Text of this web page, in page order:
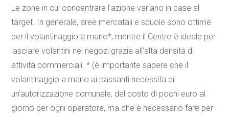
Le zone in cui concentrare l’azione variano in base al
target. In generale, aree mercatali e scuole sono ottime
per il volantinaggio a mano*, mentre il Centro è ideale per
lasciare volantini nei negozi grazie all’alta densità di
attività commerciali. * (è importante sapere che il
volantinaggio a mano ai passanti necessita di
un’autorizzazione comunale, del costo di pochi euro al
giorno per ogni operatore, ma che è necessario fare per